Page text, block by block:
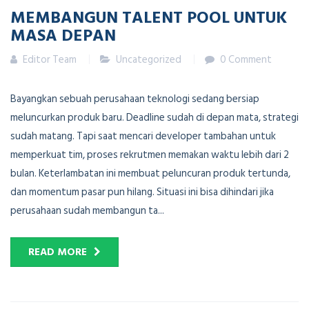
MEMBANGUN TALENT POOL UNTUK
MASA DEPAN
Editor Team Uncategorized 0 Comment
Bayangkan sebuah perusahaan teknologi sedang bersiap
meluncurkan produk baru. Deadline sudah di depan mata, strategi
sudah matang. Tapi saat mencari developer tambahan untuk
memperkuat tim, proses rekrutmen memakan waktu lebih dari 2
bulan. Keterlambatan ini membuat peluncuran produk tertunda,
dan momentum pasar pun hilang. Situasi ini bisa dihindari jika
perusahaan sudah membangun ta...
READ MORE